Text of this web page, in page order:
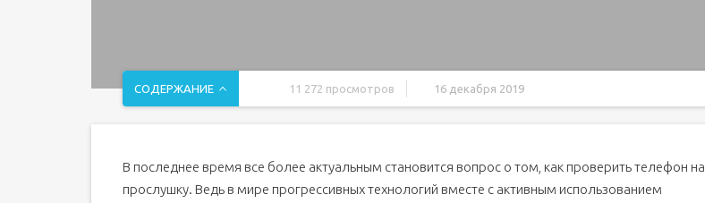
СОДЕРЖАНИЕ 11 272 просмотров 16 декабря 2019
Комбинации цифр
Скрытые коды для iPhone
В последнее время все более актуальным становится вопрос о том, как проверить телефон на
прослушку. Ведь в мире прогрессивных технологий вместе с активным использованием